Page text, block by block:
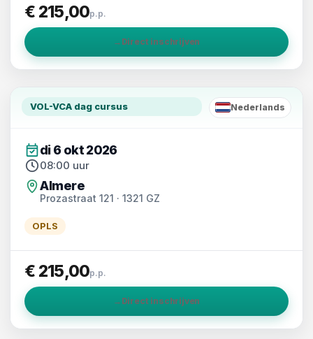
€ 215,00p.p.
→ Direct inschrijven
VOL-VCA dag cursus
NL
Nederlands
di 6 okt 2026
08:00 uur
Almere
Prozastraat 121 · 1321 GZ
OPLS
€ 215,00p.p.
→ Direct inschrijven